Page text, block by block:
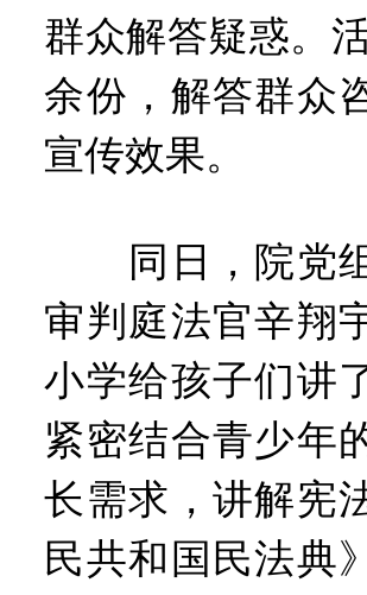
群众解答疑惑。
余份，解答群众
宣传效果。
同日，院党组
审判庭法官辛翔
小学给孩子们讲
紧密结合青少年
长需求，讲解宪
民共和国民法典